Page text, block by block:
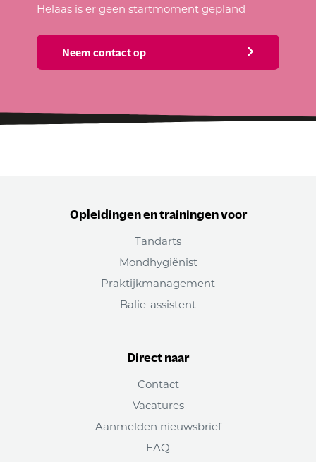
Helaas is er geen startmoment gepland
Neem contact op
Opleidingen en trainingen voor
Tandarts
Mondhygiënist
Praktijkmanagement
Balie-assistent
Direct naar
Contact
Vacatures
Aanmelden nieuwsbrief
FAQ